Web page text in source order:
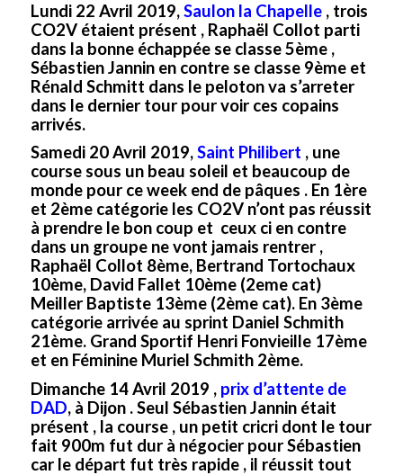
Lundi 22 Avril 2019,Saulon la Chapelle, trois
CO2V étaient présent , Raphaël Collot parti
dans la bonne échappée se classe 5ème ,
Sébastien Jannin en contre se classe 9ème et
Rénald Schmitt dans le peloton va s’arreter
dans le dernier tour pour voir ces copains
arrivés.
Samedi 20 Avril 2019,Saint Philibert , une
course sous un beau soleil et beaucoup de
monde pour ce week end de pâques . En 1ère
et 2ème catégorie les CO2V n’ont pas réussit
à prendre le bon coup et ceux ci en contre
dans un groupe ne vont jamais rentrer ,
Raphaël Collot 8ème, Bertrand Tortochaux
10ème, David Fallet 10ème (2eme cat)
Meiller Baptiste 13ème (2ème cat). En 3ème
catégorie arrivée au sprint Daniel Schmith
21ème. Grand Sportif Henri Fonvieille 17ème
et en Féminine Muriel Schmith 2ème.
Dimanche 14 Avril 2019 , prix d’attente de
DAD, à Dijon . Seul Sébastien Jannin était
présent , la course , un petit cricri dont le tour
fait 900m fut dur à négocier pour Sébastien
car le départ fut très rapide , il réussit tout